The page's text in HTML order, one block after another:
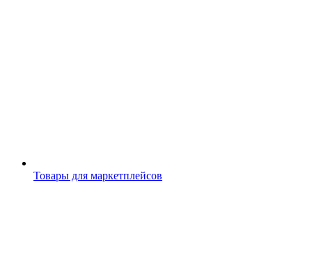
Товары для маркетплейсов